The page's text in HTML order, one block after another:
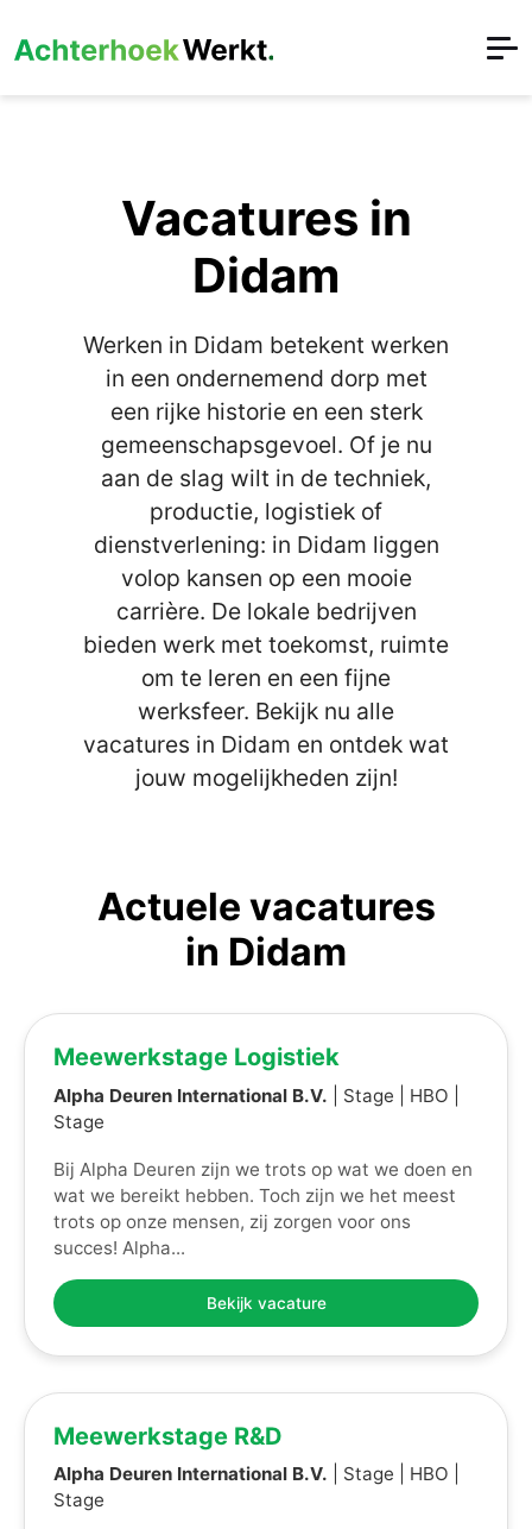
Vacatures in
Didam
Werken in Didam betekent werken
in een ondernemend dorp met
een rijke historie en een sterk
gemeenschapsgevoel. Of je nu
aan de slag wilt in de techniek,
productie, logistiek of
dienstverlening: in Didam liggen
volop kansen op een mooie
carrière. De lokale bedrijven
bieden werk met toekomst, ruimte
om te leren en een fijne
werksfeer. Bekijk nu alle
vacatures in Didam en ontdek wat
jouw mogelijkheden zijn!
Actuele vacatures
in Didam
Meewerkstage Logistiek
Alpha Deuren International B.V. | Stage | HBO |
Stage
Bij Alpha Deuren zijn we trots op wat we doen en
wat we bereikt hebben. Toch zijn we het meest
trots op onze mensen, zij zorgen voor ons
succes! Alpha...
Bekijk vacature
Meewerkstage R&D
Alpha Deuren International B.V. | Stage | HBO |
Stage